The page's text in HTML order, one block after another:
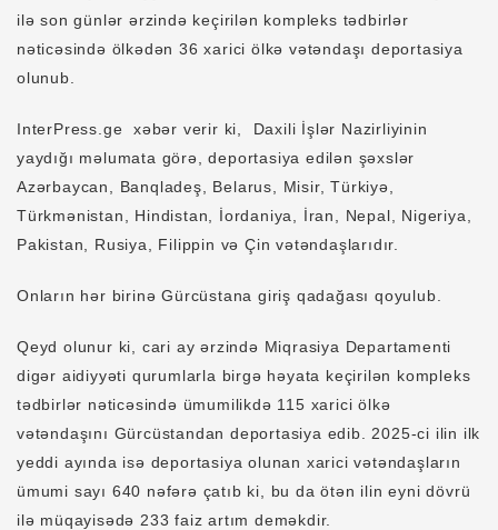
ilə son günlər ərzində keçirilən kompleks tədbirlər
nəticəsində ölkədən 36 xarici ölkə vətəndaşı deportasiya
olunub.
InterPress.ge xəbər verir ki, Daxili İşlər Nazirliyinin
yaydığı məlumata görə, deportasiya edilən şəxslər
Azərbaycan, Banqladeş, Belarus, Misir, Türkiyə,
Türkmənistan, Hindistan, İordaniya, İran, Nepal, Nigeriya,
Pakistan, Rusiya, Filippin və Çin vətəndaşlarıdır.
Onların hər birinə Gürcüstana giriş qadağası qoyulub.
Qeyd olunur ki, cari ay ərzində Miqrasiya Departamenti
digər aidiyyəti qurumlarla birgə həyata keçirilən kompleks
tədbirlər nəticəsində ümumilikdə 115 xarici ölkə
vətəndaşını Gürcüstandan deportasiya edib. 2025-ci ilin ilk
yeddi ayında isə deportasiya olunan xarici vətəndaşların
ümumi sayı 640 nəfərə çatıb ki, bu da ötən ilin eyni dövrü
ilə müqayisədə 233 faiz artım deməkdir.